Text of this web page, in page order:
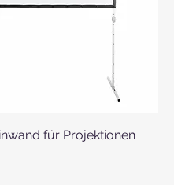
für Projektionen